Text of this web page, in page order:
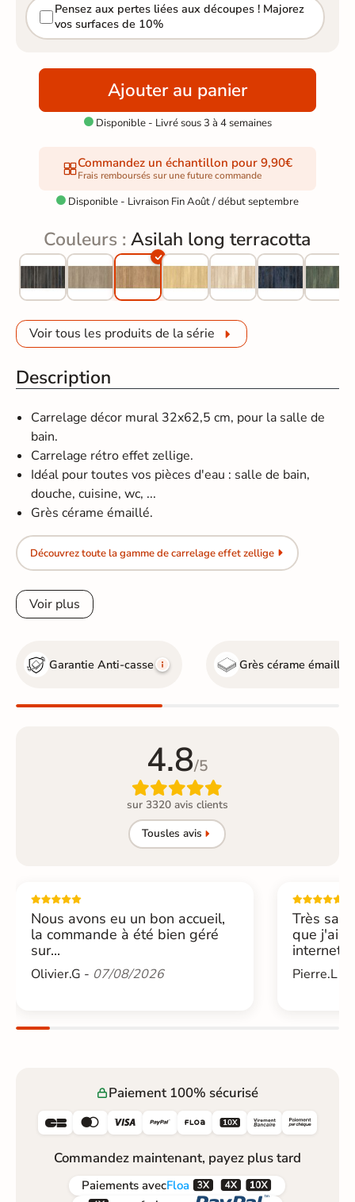
Pensez aux pertes liées aux découpes ! Majorez
vos surfaces de 10%
Ajouter au panier
Disponible - Livré sous 3 à 4 semaines
Commandez un échantillon pour 9,90€
Frais remboursés sur une future commande
 Disponible - Livraison Fin Août / début septembre
Couleurs :Asilah long terracotta
Voir tous les produits de la série
Description
Carrelage décor mural 32x62,5 cm, pour la salle de
bain.
Carrelage rétro effet zellige.
Idéal pour toutes vos pièces d'eau : salle de bain,
douche, cuisine, wc, ...
Grès cérame émaillé.
Découvrez toute la gamme de carrelage effet zellige
Voir plus
Garantie Anti-casse Grès cérame émaillé
4.8/5

sur 3320 avis clients
Tousles avis
Nous avons eu un bon accueil,
la commande à été bien géré
sur...
Olivier.G - 07/08/2026
Très
que j'ai
internet....
Pierre.L -
Paiement 100% sécurisé
     
Commandez maintenant, payez plus tard
Paiements avecFloa  